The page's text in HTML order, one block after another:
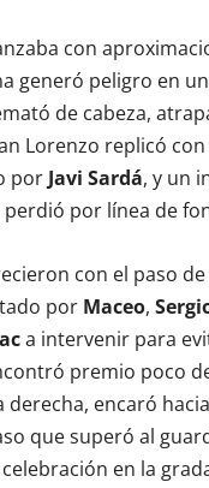
con
generó peligro en
de cabeza,
Lorenzo replicó
porJavi Sardá, y un
perdió por línea de
con el paso
por Maceo,
a intervenir para
premio poco
encaró
que superó al
en la